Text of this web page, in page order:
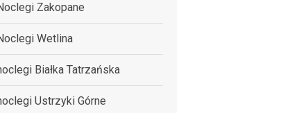
Zakopane
Wetlina
Białka Tatrzańska
Ustrzyki Górne